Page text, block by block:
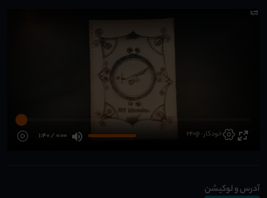
خودکار · 240p 0:00 / 1:40
آدرس و لوکیشن